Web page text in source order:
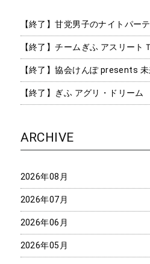
【終了】甘党男子のナイトパー
【終了】チームぎふ アスリート
【終了】協会けんぽ presents
【終了】ぎふ アグリ・ドリーム
ARCHIVE
2026年08月
2026年07月
2026年06月
2026年05月